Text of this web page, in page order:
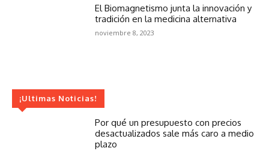
El Biomagnetismo junta la innovación y
tradición en la medicina alternativa
noviembre 8, 2023
¡Ultimas Noticias!
Por qué un presupuesto con precios
desactualizados sale más caro a medio
plazo